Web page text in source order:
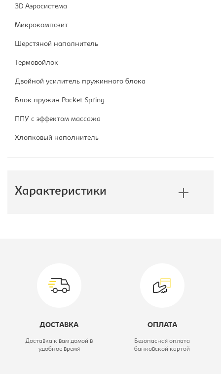
3D Аэросистема
Микрокомпозит
Шерстяной наполнитель
Термовойлок
Двойной усилитель пружинного блока
Блок пружин Pocket Spring
ППУ с эффектом массажа
Хлопковый наполнитель
Характеристики
Вид матраса: Матрас с
ДОСТАВКА
Доставка к вам домой в
удобное время
ОПЛАТА
Безопасная оплата
банковской картой